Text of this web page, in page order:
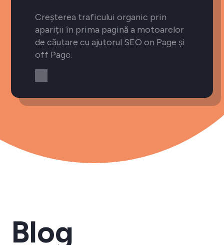
Creșterea traficului organic prin
apariții în prima pagină a motoarelor
de căutare cu ajutorul SEO on Page și
off Page.
Blog